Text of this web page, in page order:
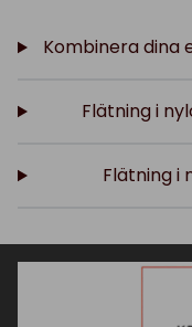
Kombinera dina
Flätning i
Flätning i